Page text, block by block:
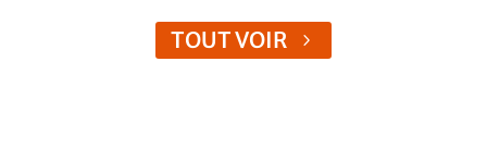
TOUT VOIR